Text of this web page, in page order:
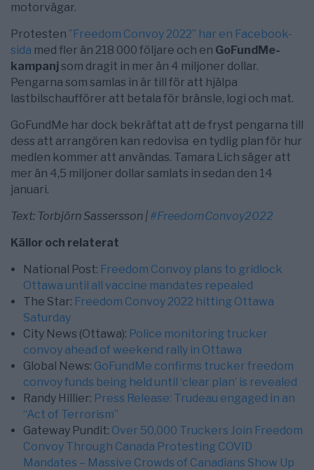
motorvägar.
Protesten ”Freedom Convoy 2022” har en Facebook-
sida med fler än 218 000 följare och en GoFundMe-
kampanjsom dragit in mer än 4 miljoner dollar.
Pengarna som samlas in är till för att hjälpa
lastbilschaufförer att betala för bränsle, logi och mat.
GoFundMe har dock bekräftat att de fryst pengarna till
dess att arrangören kan redovisa en tydlig plan för hur
medlen kommer att användas. Tamara Lich säger att
mer än 4,5 miljoner dollar samlats in sedan den 14
januari.
Text: Torbjörn Sassersson |#FreedomConvoy2022
Källor och relaterat
National Post: Freedom Convoy plans to gridlock
Ottawa until all vaccine mandates repealed
The Star: Freedom Convoy 2022 hitting Ottawa
Saturday
City News (Ottawa): Police monitoring trucker
convoy ahead of weekend rally in Ottawa
Global News: GoFundMe confirms trucker freedom
convoy funds being held until ‘clear plan’ is revealed
Randy Hillier: Press Release: Trudeau engaged in an
“Act of Terrorism”
Gateway Pundit: Over 50,000 Truckers Join Freedom
Convoy Through Canada Protesting COVID
Mandates – Massive Crowds of Canadians Show Up